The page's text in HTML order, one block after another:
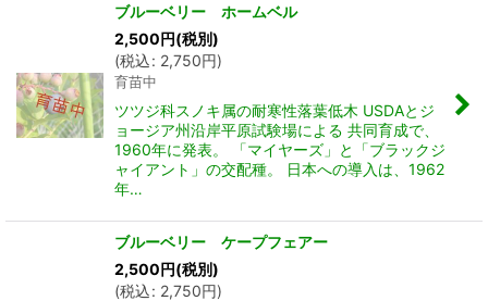
ブルーベリー ホームベル
2,500円(税別)
(税込: 2,750円)
育苗中
ツツジ科スノキ属の耐寒性落葉低木 USDAとジ
ョージア州沿岸平原試験場による 共同育成で、
1960年に発表。 「マイヤーズ」と「ブラックジ
ャイアント」の交配種。 日本への導入は、1962
年…
ブルーベリー ケープフェアー
2,500円(税別)
(税込: 2,750円)